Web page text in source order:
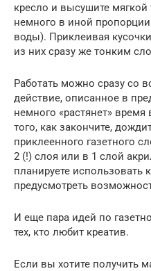
кресло и высушите мягкой
немного в иной пропорции
воды). Приклеивая
из них сразу же тонким
Работать можно сразу со
действие, описанное в
немного «растянет»
того, как закончите,
приклеенного газетного
2 (!) слоя или в 1 слой
планируете использовать
предусмотреть
И еще пара идей по
тех, кто любит креатив.
Если вы хотите получить